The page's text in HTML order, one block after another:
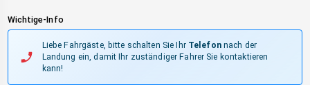
Wichtige-Info
Liebe Fahrgäste, bitte schalten Sie Ihr Telefonnach der
Landung ein, damit Ihr zuständiger Fahrer Sie kontaktieren
kann!